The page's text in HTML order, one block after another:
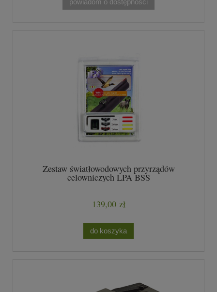
powiadom o dostępności
Zestaw światłowodowych przyrządów
celowniczych LPA BSS
139,00 zł
do koszyka